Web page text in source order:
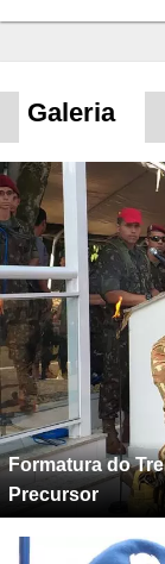
Galeria
Formatura do
Precursor